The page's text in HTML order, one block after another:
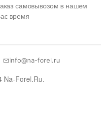
самовывозом в нашем
время
Na-Forel.Ru.
info@na-forel.ru